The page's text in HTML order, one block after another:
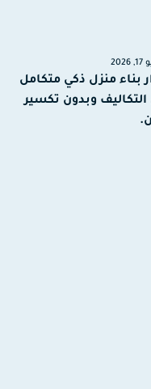
منزل ذكي متكامل
وبدون تكسير